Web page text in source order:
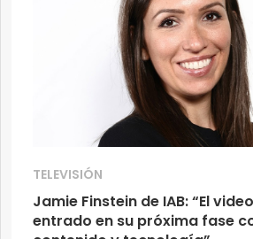
TELEVISIÓN
Jamie Finstein de IAB: “El
entrado en su próxima fase